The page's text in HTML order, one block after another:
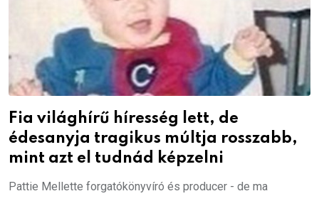
Fia világhírű híresség lett, de
édesanyja tragikus múltja rosszabb,
mint azt el tudnád képzelni
Pattie Mellette forgatókönyvíró és producer - de ma